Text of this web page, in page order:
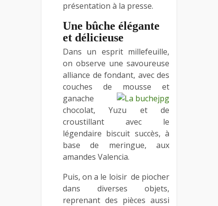
présentation à la presse.
Une bûche élégante
et délicieuse
Dans un esprit millefeuille,
on observe une savoureuse
alliance de fondant, avec des
couches de mousse et
ganache
chocolat, Yuzu et de
croustillant avec le
légendaire biscuit succès, à
base de meringue, aux
amandes Valencia.
Puis, on a le loisir de piocher
dans diverses objets,
reprenant des pièces aussi